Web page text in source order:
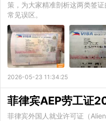
策，为大家精准剖析这两类签
常见误区。
2026-05-23 11:34:25
菲律宾外国人就业许可证（